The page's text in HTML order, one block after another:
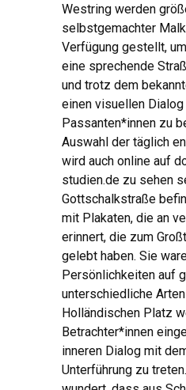
Westring werden
selbstgemachter
Verfügung gestellt,
eine sprechende
und trotz dem
einen visuellen
Passanten*innen zu
Auswahl der täglich
wird auch online auf
studien.de zu sehen
Gottschalkstraße
mit Plakaten, die an
erinnert, die zum
gelebt haben. Sie
Persönlichkeiten auf
unterschiedliche
Holländischen Platz
Betrachter*innen
inneren Dialog mit
Unterführung zu